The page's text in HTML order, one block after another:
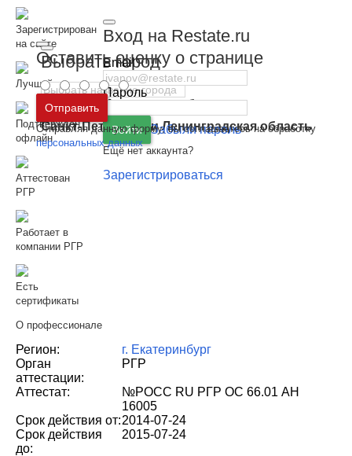
Выбрать город
Москва и
Московская область
Санкт-Петербург иЛенинградская область
Вход на Restate.ru
Email
Пароль
Войти Забыли пароль
Ещё нет аккаунта?
Зарегистрироваться
Зарегистрирован
на сайте
Лучший риэлтор
Подтверждён
офлайн
Аттестован
РГР
Работает в
компании РГР
Есть
сертификаты
О профессионале
Регион:
г. Екатеринбург
Орган
аттестации:
РГР
Аттестат:
№РОСС RU РГР ОС 66.01 АН
16005
Срок действия от:2014-07-24
Срок действия
до:
2015-07-24
Оставить оценку о странице
Отправить
Отправляя данную форму, вы соглашаетесь на обработку
персональных данных